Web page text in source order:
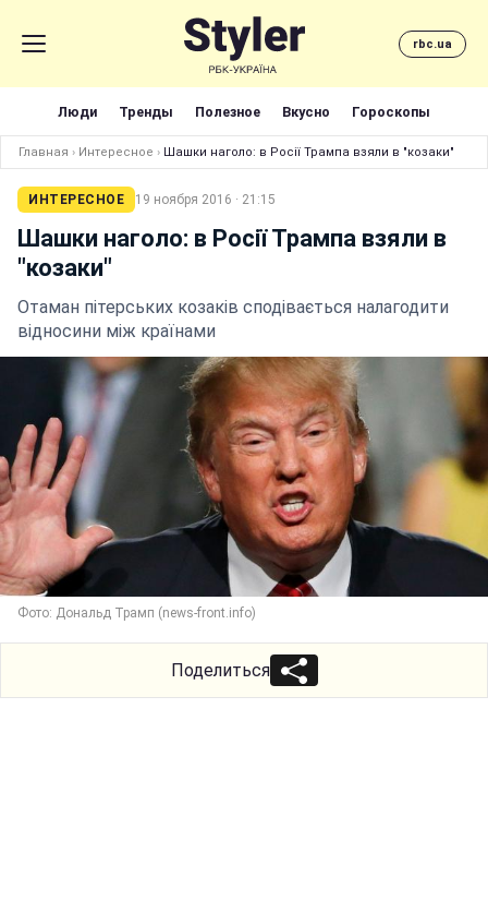
rbc.ua
Люди Тренды Полезное Вкусно Гороскопы
Главная › Интересное › Шашки наголо: в Росії Трампа взяли в "козаки"
ИНТЕРЕСНОЕ 19 ноября 2016 · 21:15
Шашки наголо: в Росії Трампа взяли в
"козаки"
Отаман пітерських козаків сподівається налагодити
відносини між країнами
Фото: Дональд Трамп (news-front.info)
Поделиться